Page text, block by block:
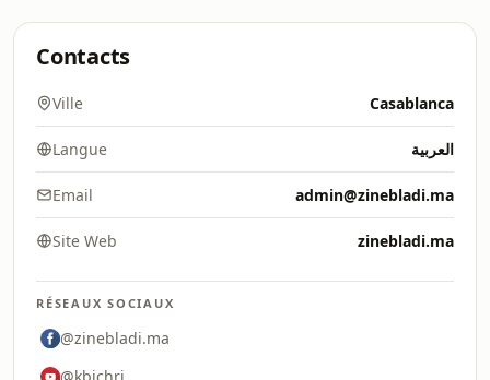
Contacts
Ville Casablanca
Langue العربية
Email admin@zinebladi.ma
Site Web zinebladi.ma
RÉSEAUX SOCIAUX
@zinebladi.ma